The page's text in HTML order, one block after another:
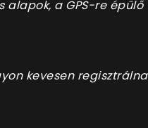
alapok, a GPS-re épülő
kevesen